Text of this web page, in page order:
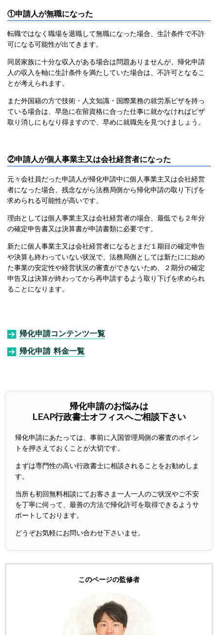
①申請人が無職になった
転職ではなく職場を退職して無職になった場合、生計条件で不許
可になる可能性が出てきます。
同居家族に十分な収入がある場合は問題ありませんが、帰化申請
人の収入を軸に生計条件を満たしていた場合は、不許可となるこ
とが考えられます。
また外国籍の方で技術・人文知識・国際業務の就労系ビザを持っ
ている場合は、早急に在留資格に合った仕事に就かなければビザ
取り消しにもなり得ますので、早めに就職先を見つけましょう。
②申請人が個人事業主又は会社経営者になった
元々会社員だった申請人が帰化申請中に個人事業主又は会社経営
者になった場合、残念ながら法務局側から帰化申請の取り下げを
求められる可能性が高いです。
理由としては個人事業主又は会社経営者の場合、最低でも２年分
の確定申告書又は決算書が申請書類に必要です。
新たに個人事業主又は会社経営者になるとまだ１期目の確定申告
や決算も終わっていない状況で、法務局側としては新たにに始め
た事業の安定性や経営状況の審査ができないため、２期分の確定
申告又は決算が終わってから再申請するよう取り下げを求められ
ることになります。
帰化申請コンテンツ一覧
帰化申請 料金一覧
帰化申請のお悩みは
LEAP行政書士オフィスへご相談下さい
帰化申請にあたっては、事前に入国管理局側の審査のポイン
トを押さえておくことが大切です。
まずは専門性の高い行政書士に相談されることをお勧めしま
す。
当所も初回無料相談にてお客さま一人一人のご状況やご不安
を丁寧に伺って、最善の方法で帰化許可を取得できるようサ
ポートしております。
どうぞお気軽にお問い合わせ下さいませ。
このページの監修者